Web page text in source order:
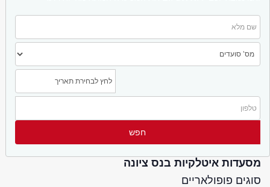
מסעדות איטלקיות בנס ציונה
סוגים פופולאריים